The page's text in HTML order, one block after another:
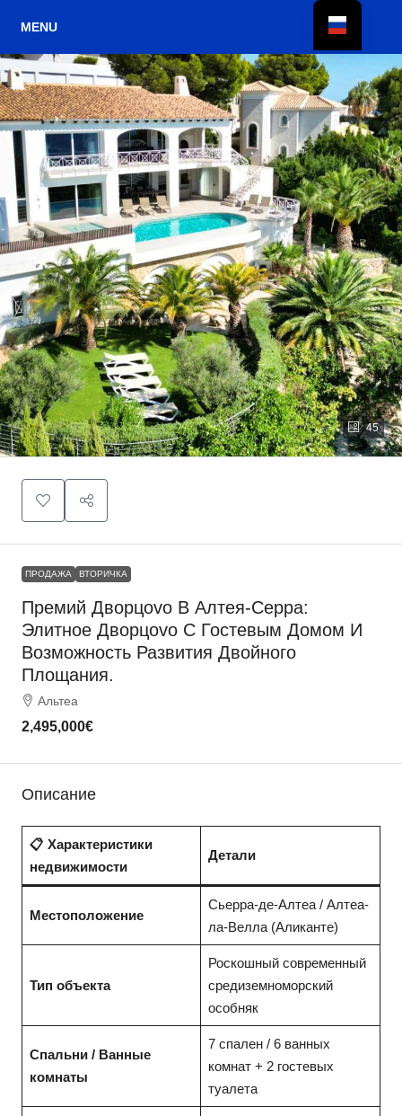
45
ПРОДАЖА ВТОРИЧКА
Премий Дворцovo В Алтея-Серра:
Элитное Дворцovo С Гостевым Домом И
Возможность Развития Двойного
Площания.
Альтеа
2,495,000€
Описание
📋 Характеристики
недвижимости
Детали
Местоположение
Сьерра-де-Алтеа / Алтеа-
ла-Велла (Аликанте)
Тип объекта
Роскошный современный
средиземноморский
особняк
Спальни / Ванные
комнаты
7 спален / 6 ванных
комнат + 2 гостевых
туалета